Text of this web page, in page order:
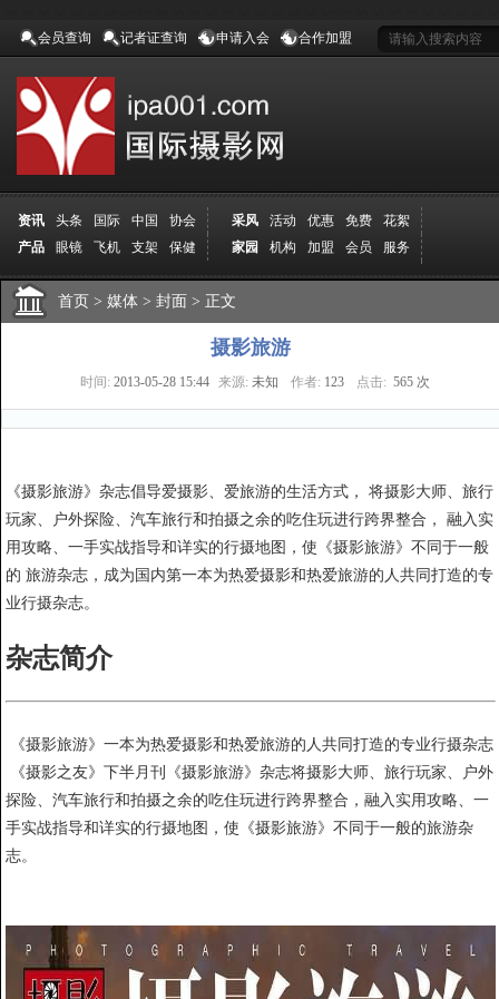
会员查询 记者证查询 申请入会 合作加盟
资讯 头条 国际 中国 协会 采风 活动 优惠 免费
花絮
产品
眼镜 飞机 支架 保健 家园 机构 加盟 会员
服务
地方
吉林 广西 山东 加拿大 空间 认证 寻友 发图
分享
学院
分院 导师 课程 报名 商城
媒体
记者 报纸 杂志 视频 展赛 赛事 展馆 直通车 更多
首页 > 媒体 > 封面 > 正文
摄影旅游
时间: 2013-05-28 15:44 来源: 未知 作者: 123 点击: 565 次
《摄影旅游》杂志倡导爱摄影、爱旅游的生活方式， 将摄影大师、旅行
玩家、户外探险、汽车旅行和拍摄之余的吃住玩进行跨界整合， 融入实
用攻略、一手实战指导和详实的行摄地图，使《摄影旅游》不同于一般
的 旅游杂志，成为国内第一本为热爱摄影和热爱旅游的人共同打造的专
业行摄杂志。
杂志简介
《摄影旅游》一本为热爱摄影和热爱旅游的人共同打造的专业行摄杂志
《摄影之友》下半月刊《摄影旅游》杂志将摄影大师、旅行玩家、户外
探险、汽车旅行和拍摄之余的吃住玩进行跨界整合，融入实用攻略、一
手实战指导和详实的行摄地图，使《摄影旅游》不同于一般的旅游杂
志。